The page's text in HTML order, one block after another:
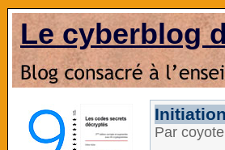
Le cyberblog
Par